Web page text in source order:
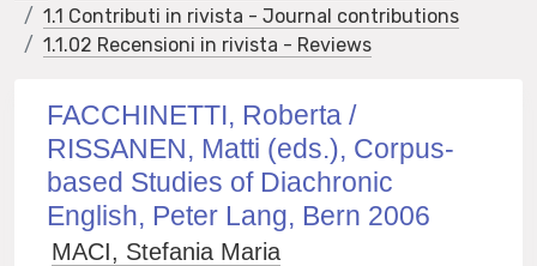
1.1 Contributi in rivista - Journal contributions
1.1.02 Recensioni in rivista - Reviews
FACCHINETTI, Roberta /
RISSANEN, Matti (eds.), Corpus-
based Studies of Diachronic
English, Peter Lang, Bern 2006
MACI, Stefania Maria